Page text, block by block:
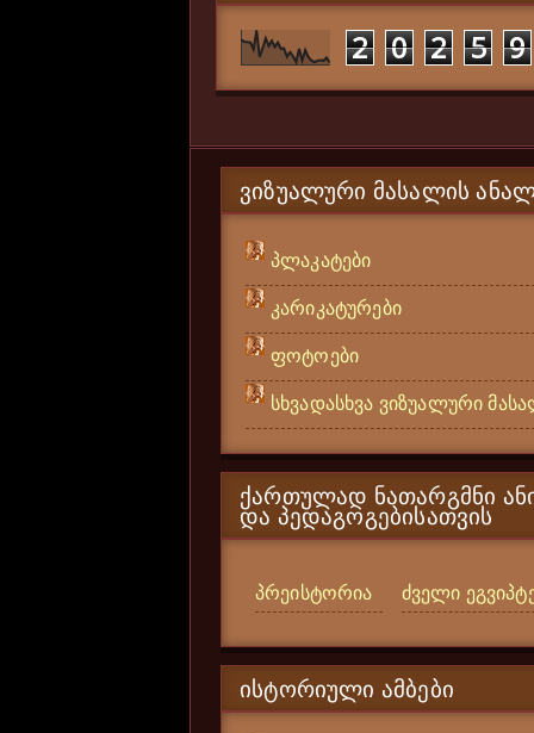
2 0 2 5 9
ᲕᲘᲖᲣᲐᲚᲣᲠᲘ ᲛᲐᲡᲐᲚᲘᲡ
პლაკატები
კარიკატურები
ფოტოები
სხვადასხვა ვიზუალური
ᲥᲐᲠᲗᲣᲚᲐᲓ ᲜᲐᲗᲐᲠᲒᲛᲜᲘ
ᲓᲐ ᲞᲔᲓᲐᲒᲝᲒᲔᲑᲘᲡᲐᲗᲕᲘᲡ
პრეისტორია ძველი
ᲘᲡᲢᲝᲠᲘᲣᲚᲘ ᲐᲛᲑᲔᲑᲘ